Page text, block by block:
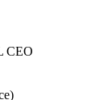
CEO